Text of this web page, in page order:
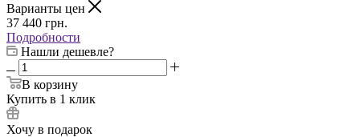
Варианты цен
37 440 грн.
Подробности
Нашли дешевле?
В корзину
Купить в 1 клик
Хочу в подарок